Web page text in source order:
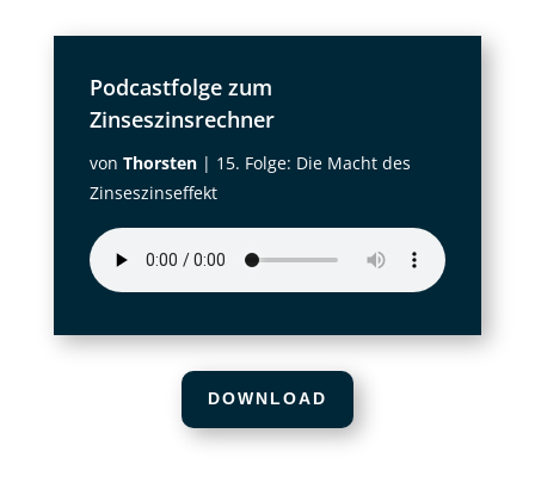
Podcastfolge zum
Zinseszinsrechner
von Thorsten| 15. Folge: Die Macht des
Zinseszinseffekt
DOWNLOAD